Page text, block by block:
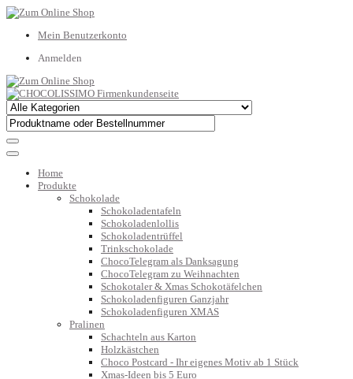
Mein Benutzerkonto
Anmelden
Home
Produkte
Schokolade
Schokoladentafeln
Schokoladenlollis
Schokoladentrüffel
Trinkschokolade
ChocoTelegram als Danksagung
ChocoTelegram zu Weihnachten
Schokotaler & Xmas Schokotäfelchen
Schokoladenfiguren Ganzjahr
Schokoladenfiguren XMAS
Pralinen
Schachteln aus Karton
Holzkästchen
Choco Postcard - Ihr eigenes Motiv ab 1 Stück
Xmas-Ideen bis 5 Euro